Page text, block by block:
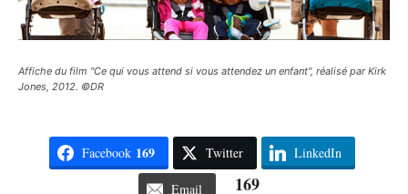
Affiche du film "Ce qui vous attend si vous attendez un enfant", réalisé par Kirk
Jones, 2012. ©DR
Facebook 169 Twitter LinkedIn
Email 169